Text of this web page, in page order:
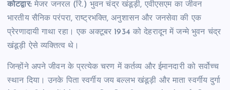
कोटद्वार:मेजर जनरल (रि.) भुवन चंद्र खंडूड़ी, एवीएसएम का जीवन
भारतीय सैनिक परंपरा, राष्ट्रभक्ति, अनुशासन और जनसेवा की एक
प्रेरणादायी गाथा रहा। एक अक्टूबर 1934 को देहरादून में जन्मे भुवन चंद्र
खंडूड़ी ऐसे व्यक्तित्व थे।
जिन्होंने अपने जीवन के प्रत्येक चरण में कर्तव्य और ईमानदारी को सर्वोच्च
स्थान दिया। उनके पिता स्वर्गीय जय बल्लभ खंडूड़ी और माता स्वर्गीय दुर्गा